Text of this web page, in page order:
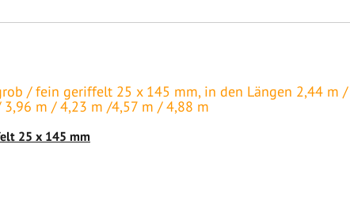
/ fein geriffelt 25 x 145 mm, in den Längen 2,44 m /
m / 4,23 m /4,57 m / 4,88 m
25 x 145 mm